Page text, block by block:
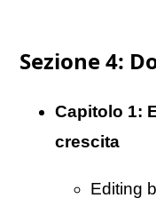
Sezione 4:
Capitolo 1:
crescita
Editing